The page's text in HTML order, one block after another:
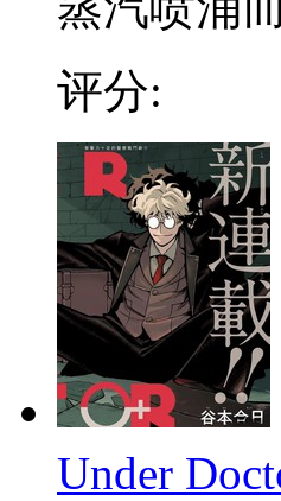
评分:
Under